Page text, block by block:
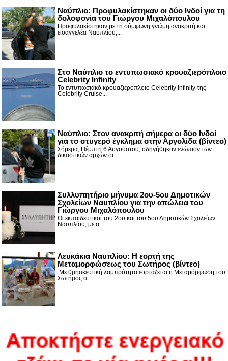
Ναύπλιο: Προφυλακίστηκαν οι δύο Ινδοί για τη
δολοφονία του Γιώργου Μιχαλόπουλου
Προφυλακίστηκαν με τη σύμφωνη γνώμη ανακριτή και
εισαγγελέα Ναυπλίου,...
Στο Ναύπλιο το εντυπωσιακό κρουαζιερόπλοιο
Celebrity Infinity
Το εντυπωσιακό κρουαζιερόπλοιο Celebrity Infinity της
Celebrity Cruise...
Nαύπλιο: Στον ανακριτή σήμερα οι δύο Ινδοί
για το στυγερό έγκλημα στην Αργολίδα (βίντεο)
Σήμερα, Πέμπτη 6 Αυγούστου, οδηγήθηκαν ενώπιον των
δικαστικών αρχών οι...
Συλλυπητήριο μήνυμα 2ου-5ου Δημοτικών
Σχολείων Ναυπλίου για την απώλεια του
Γιώργου Μιχαλόπουλου
Οι εκπαιδευτικοί του 2ου και του 5ου Δημοτικών Σχολείων
Ναυπλίου, με α...
Λευκάκια Ναυπλίου: Η εορτή της
Μεταμορφώσεως του Σωτήρος (βίντεο)
Με θρησκευτική λαμπρότητα εορτάζεται η Μεταμόρφωση του
Σωτήρος σ...